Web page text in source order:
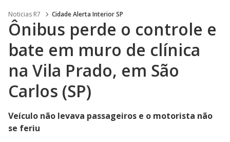
Noticias R7 Cidade Alerta Interior SP
Ônibus perde o controle e
bate em muro de clínica
na Vila Prado, em São
Carlos (SP)
Veículo não levava passageiros e o motorista não
se feriu